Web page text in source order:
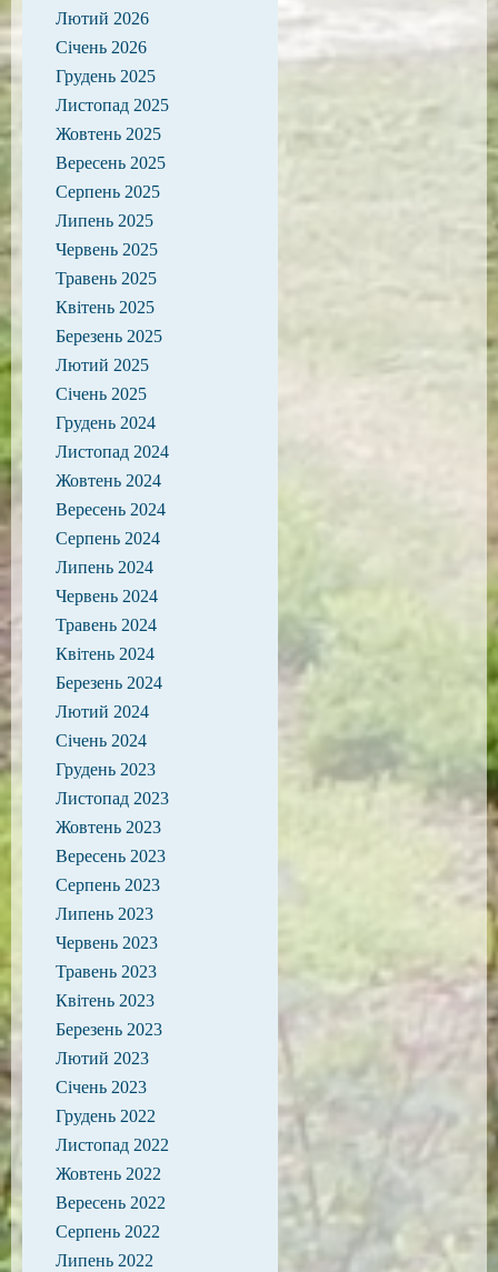
Лютий 2026
Січень 2026
Грудень 2025
Листопад 2025
Жовтень 2025
Вересень 2025
Серпень 2025
Липень 2025
Червень 2025
Травень 2025
Квітень 2025
Березень 2025
Лютий 2025
Січень 2025
Грудень 2024
Листопад 2024
Жовтень 2024
Вересень 2024
Серпень 2024
Липень 2024
Червень 2024
Травень 2024
Квітень 2024
Березень 2024
Лютий 2024
Січень 2024
Грудень 2023
Листопад 2023
Жовтень 2023
Вересень 2023
Серпень 2023
Липень 2023
Червень 2023
Травень 2023
Квітень 2023
Березень 2023
Лютий 2023
Січень 2023
Грудень 2022
Листопад 2022
Жовтень 2022
Вересень 2022
Серпень 2022
Липень 2022